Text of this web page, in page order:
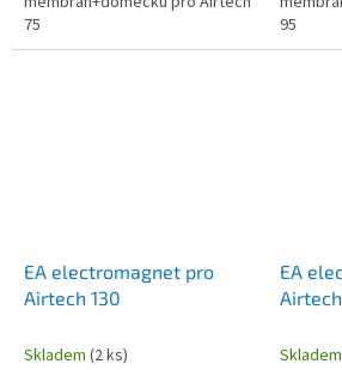
75
95
EA electromagnet pro
Airtech 130
Skladem (2 ks)
EA
Skladem